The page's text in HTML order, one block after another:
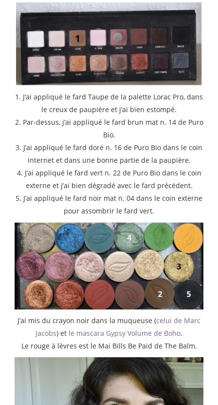
1. J’ai appliqué le fard Taupe de la palette Lorac Pro, dans
le creux de paupière et j’ai bien estompé.
2. Par-dessus, j’ai appliqué le fard brun mat n. 14 de Puro
Bio.
3. J’ai appliqué le fard doré n. 16 de Puro Bio dans le coin
internet et dans une bonne partie de la paupière.
4. J’ai appliqué le fard vert n. 22 de Puro Bio dans le coin
externe et j’ai bien dégradé avec le fard précédent.
5. J’ai appliqué le fard noir mat n. 04 dans le coin externe
pour assombrir le fard vert.
J’ai mis du crayon noir dans la muqueuse (celui de Marc
Jacobs) et le mascara Gypsy Volume de Boho.
Le rouge à lèvres est le Mai Bills Be Paid de The Balm.